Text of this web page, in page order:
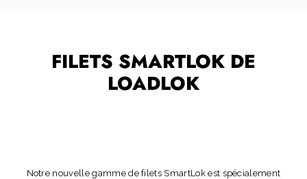
FILETS SMARTLOK DE
LOADLOK
Notre nouvelle gamme de filets SmartLok est spécialement